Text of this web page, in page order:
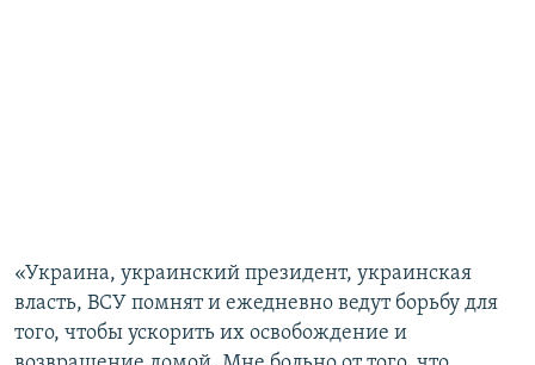
«Украина, украинский президент, украинская
власть, ВСУ помнят и ежедневно ведут борьбу для
того, чтобы ускорить их освобождение и